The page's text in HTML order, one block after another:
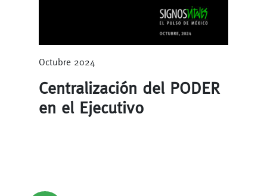
Octubre 2024
Centralización del PODER
en el Ejecutivo